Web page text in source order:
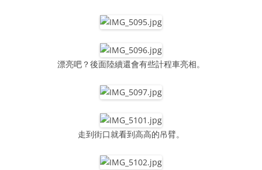
漂亮吧？後面陸續還會有些計程車亮相。
走到街口就看到高高的吊臂。